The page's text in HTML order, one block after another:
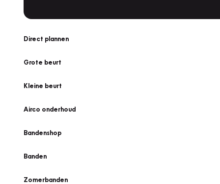
Direct plannen
Grote beurt
Kleine beurt
Airco onderhoud
Bandenshop
Banden
Zomerbanden